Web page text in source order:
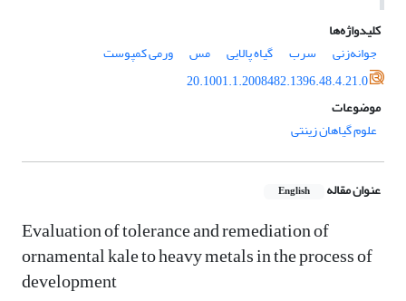
کلیدواژه‌ها
جوانه‌زنی
سرب گیاه پالایی مس
ورمی کمپوست
20.1001.1.2008482.1396.48.4.21.0
موضوعات
علوم گیاهان زینتی
عنوان مقاله English
Evaluation of tolerance and remediation of
ornamental kale to heavy metals in the process of
development